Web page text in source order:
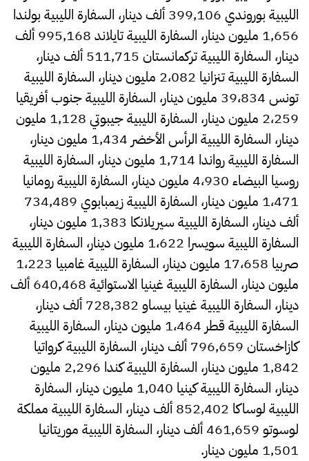
الليبية بوروندي 399,106 ألف دينار، السفارة الليبية بولندا
1,656 مليون دينار، السفارة الليبية تايلاند 995,168 ألف
دينار، السفارة الليبية تركمانستان 511,715 ألف دينار،
السفارة الليبية تنزانيا 2،082 مليون دينار، السفارة الليبية
تونس 39،834 مليون دينار، السفارة الليبية جنوب أفريقيا
2،259 مليون دينار، السفارة الليبية جيبوتي 1,128 مليون
دينار، السفارة الليبية الرأس الأخضر 1,434 مليون دينار،
السفارة الليبية رواندا 1,714 مليون دينار، السفارة الليبية
روسيا البيضاء 4،930 مليون دينار، السفارة الليبية رومانيا
1،471 مليون دينار، السفارة الليبية زيمبابوي 734,489
ألف دينار، السفارة الليبية سيريلانكا 1,383 مليون دينار،
السفارة الليبية سويسرا 1،622 مليون دينار، السفارة الليبية
صربيا 17،658 مليون دينار، السفارة الليبية غامبيا 1،223
مليون دينار، السفارة الليبية غينيا الاستوائية 640,468 ألف
دينار، السفارة الليبية غينيا بيساو 728,382 ألف دينار،
السفارة الليبية قطر 1،464 مليون دينار، السفارة الليبية
كازاخستان 796,659 ألف دينار، السفارة الليبية كرواتيا
1,842 مليون دينار، السفارة الليبية كندا 2,296 مليون
دينار، السفارة الليبية كينيا 1,040 مليون دينار، السفارة
الليبية لوساكا 852,402 ألف دينار، السفارة الليبية مملكة
لوسوتو 461,659 ألف دينار، السفارة الليبية موريتانيا
1,501 مليون دينار.